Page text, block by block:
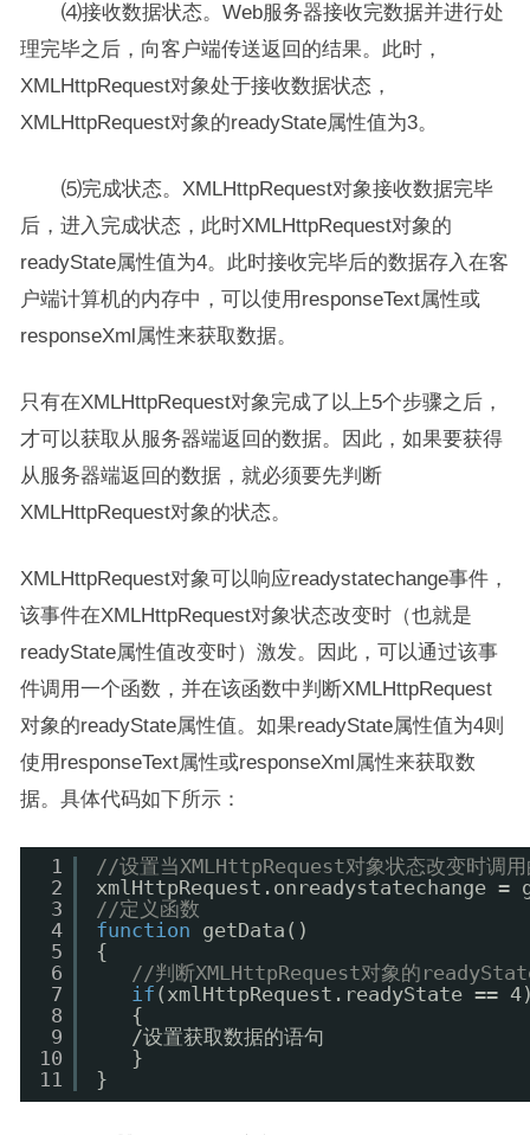
⑷接收数据状态。Web服务器接收完数据并进行处
理完毕之后，向客户端传送返回的结果。此时，
XMLHttpRequest对象处于接收数据状态，
XMLHttpRequest对象的readyState属性值为3。
⑸完成状态。XMLHttpRequest对象接收数据完毕
后，进入完成状态，此时XMLHttpRequest对象的
readyState属性值为4。此时接收完毕后的数据存入在客
户端计算机的内存中，可以使用responseText属性或
responseXml属性来获取数据。
只有在XMLHttpRequest对象完成了以上5个步骤之后，
才可以获取从服务器端返回的数据。因此，如果要获得
从服务器端返回的数据，就必须要先判断
XMLHttpRequest对象的状态。
XMLHttpRequest对象可以响应readystatechange事件，
该事件在XMLHttpRequest对象状态改变时（也就是
readyState属性值改变时）激发。因此，可以通过该事
件调用一个函数，并在该函数中判断XMLHttpRequest
对象的readyState属性值。如果readyState属性值为4则
使用responseText属性或responseXml属性来获取数
据。具体代码如下所示：
1
2
3
4
5
6
7
8
9
10
11
//设置当XMLHttpRequest对象状态改变时调用
xmlHttpRequest.onreadystatechange =
//定义函数
function
getData()
{
//判断XMLHttpRequest对象的
if (xmlHttpRequest.readyState ==
{
/设置获取数据的语句
}
}